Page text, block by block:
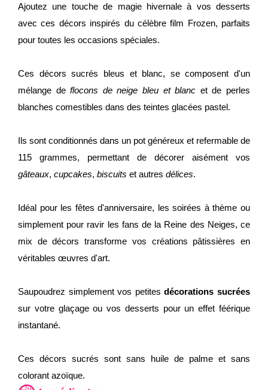
Ajoutez une touche de magie hivernale à vos desserts
avec ces décors inspirés du célèbre film Frozen, parfaits
pour toutes les occasions spéciales.
Ces décors sucrés bleus et blanc, se composent d'un
mélange deflocons de neige bleu et blanc et de perles
blanches comestibles dans des teintes glacées pastel.
Ils sont conditionnés dans un pot généreux et refermable de
115 grammes, permettant de décorer aisément vos
gâteaux, cupcakes, biscuits et autres délices.
Idéal pour les fêtes d'anniversaire, les soirées à thème ou
simplement pour ravir les fans de la Reine des Neiges, ce
mix de décors transforme vos créations pâtissières en
véritables œuvres d'art.
Saupoudrez simplement vos petitesdécorations sucrées
sur votre glaçage ou vos desserts pour un effet féérique
instantané.
Ces décors sucrés sont sans huile de palme et sans
colorant azoïque.